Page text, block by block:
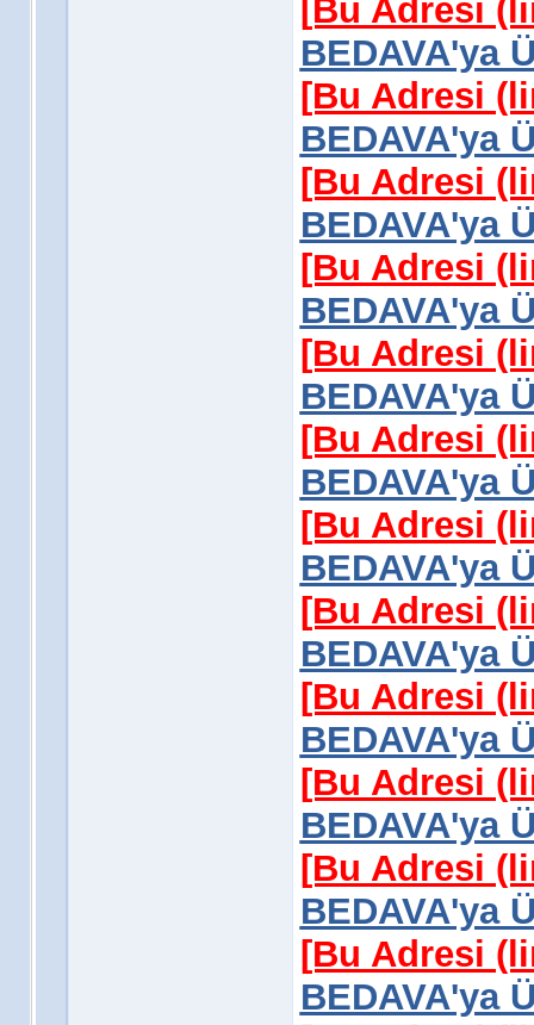
[Bu Adresi
BEDAVA'ya
[Bu Adresi
BEDAVA'ya
[Bu Adresi
BEDAVA'ya
[Bu Adresi
BEDAVA'ya
[Bu Adresi
BEDAVA'ya
[Bu Adresi
BEDAVA'ya
[Bu Adresi
BEDAVA'ya
[Bu Adresi
BEDAVA'ya
[Bu Adresi
BEDAVA'ya
[Bu Adresi
BEDAVA'ya
[Bu Adresi
BEDAVA'ya
[Bu Adresi
BEDAVA'ya